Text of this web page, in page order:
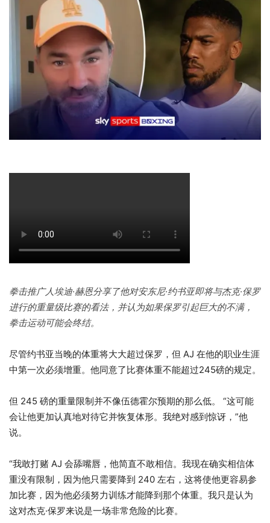
拳击推广人埃迪·赫恩分享了他对安东尼·约书亚即将与杰克·保罗
进行的重量级比赛的看法，并认为如果保罗引起巨大的不满，
拳击运动可能会终结。
尽管约书亚当晚的体重将大大超过保罗，但 AJ 在他的职业生涯
中第一次必须增重。他同意了比赛体重不能超过245磅的规定。
但 245 磅的重量限制并不像伍德霍尔预期的那么低。 “这可能
会让他更加认真地对待它并恢复体形。我绝对感到惊讶，”他
说。
“我敢打赌 AJ 会舔嘴唇，他简直不敢相信。我现在确实相信体
重没有限制，因为他只需要降到 240 左右，这将使他更容易参
加比赛，因为他必须努力训练才能降到那个体重。我只是认为
这对杰克·保罗来说是一场非常危险的比赛。